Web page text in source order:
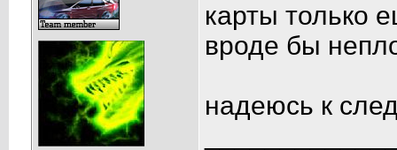
карты только
вроде бы
надеюсь к